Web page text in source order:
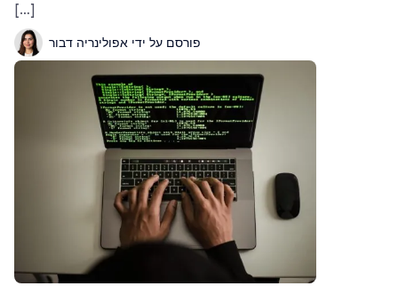
[…]
פורסם על ידי אפולינריה דבור